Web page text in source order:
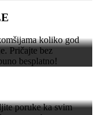
koliko god
Pričajte bez
besplatno!
poruke ka svim